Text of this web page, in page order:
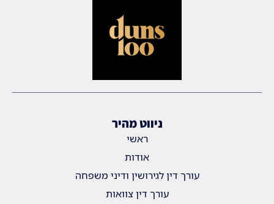
ניווט מהיר
ראשי
אודות
עורך דין לגירושין ודיני משפחה
עורך דין צוואות